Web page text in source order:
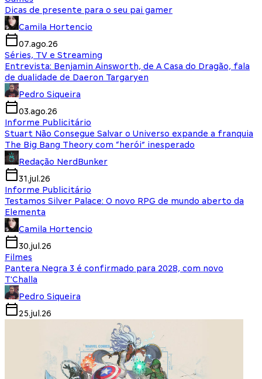
Dicas de presente para o seu pai gamer
Camila Hortencio
07.ago.26
Séries, TV e Streaming
Entrevista: Benjamin Ainsworth, de A Casa do Dragão, fala
de dualidade de Daeron Targaryen
Pedro Siqueira
03.ago.26
Informe Publicitário
Stuart Não Consegue Salvar o Universo expande a franquia
The Big Bang Theory com “herói” inesperado
Redação NerdBunker
31.jul.26
Informe Publicitário
Testamos Silver Palace: O novo RPG de mundo aberto da
Elementa
Camila Hortencio
30.jul.26
Filmes
Pantera Negra 3 é confirmado para 2028, com novo
T'Challa
Pedro Siqueira
25.jul.26